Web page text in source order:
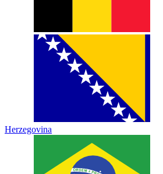
Herzegovina